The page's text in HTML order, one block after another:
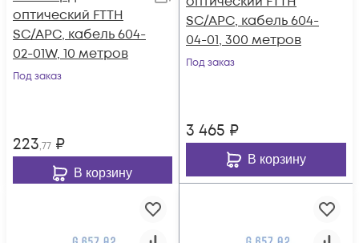
оптический FTTH
SC/APC, кабель 604-
02-01W, 10 метров
Под заказ
223,77 ₽
В корзину
SC/APC, кабель 604-
04-01, 300 метров
Под заказ
3 465 ₽
В корзину